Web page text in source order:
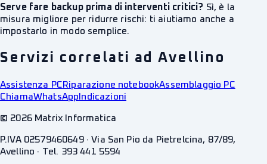
Serve fare backup prima di interventi critici? Sì, è la
misura migliore per ridurre rischi: ti aiutiamo anche a
impostarlo in modo semplice.
Servizi correlati ad Avellino
Assistenza PCRiparazione notebookAssemblaggio PC
ChiamaWhatsAppIndicazioni
© 2026Matrix Informatica
P.IVA 02579460649 · Via San Pio da Pietrelcina, 87/89,
Avellino · Tel. 393 441 5594